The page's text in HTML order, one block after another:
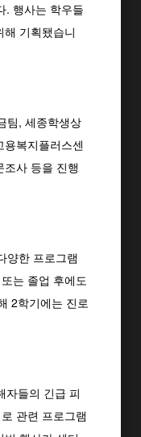
. 행사는 학우들
기획됐습니
팀, 세종학생상
복지플러스센
사 등을 진행
양한 프로그램
는 졸업 후에도
2학기에는 진로
자들의 긴급 피
관련 프로그램